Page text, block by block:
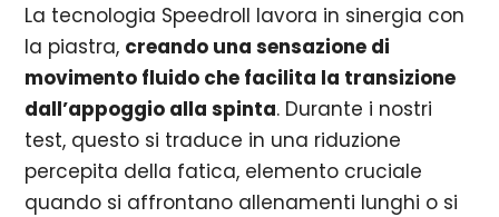
La tecnologia Speedroll lavora in sinergia con
la piastra, creando una sensazione di
movimento fluido che facilita la transizione
dall’appoggio alla spinta. Durante i nostri
test, questo si traduce in una riduzione
percepita della fatica, elemento cruciale
quando si affrontano allenamenti lunghi o si